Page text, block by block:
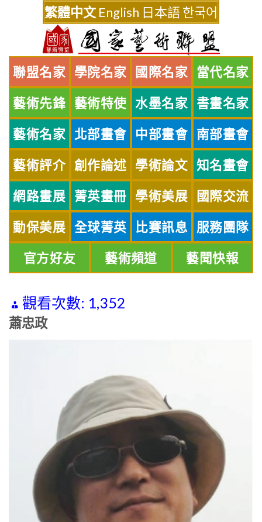
繁體中文 English 日本語한국어
聯盟名家 學院名家 國際名家 當代名家
藝術先鋒 藝術特使 水墨名家 書畫名家
藝術名家 北部畫會 中部畫會 南部畫會
藝術評介 創作論述 學術論文 知名畫會
網路畫展 菁英畫冊 學術美展 國際交流
動保美展 全球菁英 比賽訊息 服務團隊
官方好友 藝術頻道 藝聞快報
觀看次數: 1,352
蕭忠政